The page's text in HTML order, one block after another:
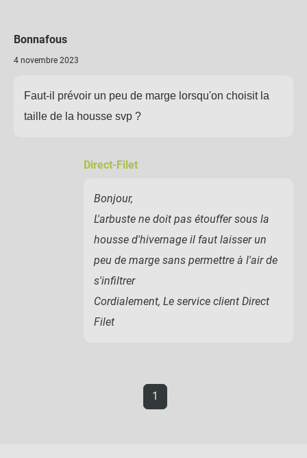
Bonnafous
4 novembre 2023
Faut-il prévoir un peu de marge lorsqu'on choisit la
taille de la housse svp ?
Direct-Filet
Bonjour,
L'arbuste ne doit pas étouffer sous la
housse d'hivernage il faut laisser un
peu de marge sans permettre à l'air de
s'infiltrer
Cordialement, Le service client Direct
Filet
1